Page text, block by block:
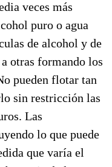
veces más
puro o agua
de alcohol y de
a otras formando los
pueden flotar tan
sin restricción las
Las
lo que puede
que varía el